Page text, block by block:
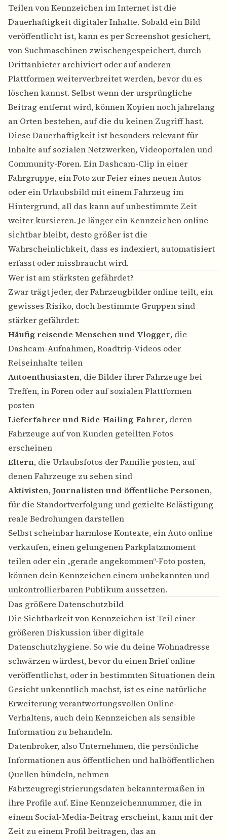
Teilen vonKennzeichen im Internet ist die
Dauerhaftigkeit digitaler Inhalte. Sobald ein Bild
veröffentlicht ist, kann es per Screenshot gesichert,
von Suchmaschinen zwischengespeichert, durch
Drittanbieter archiviert oder auf anderen
Plattformen weiterverbreitet werden, bevor du es
löschen kannst. Selbst wenn der ursprüngliche
Beitrag entfernt wird, können Kopien noch jahrelang
an Orten bestehen, auf die du keinen Zugriff hast.
Diese Dauerhaftigkeit ist besonders relevant für
Inhalte auf sozialen Netzwerken, Videoportalen und
Community-Foren. Ein Dashcam-Clip in einer
Fahrgruppe, ein Foto zur Feier eines neuen Autos
oder ein Urlaubsbild mit einem Fahrzeug im
Hintergrund, all das kann auf unbestimmte Zeit
weiter kursieren. Je länger ein Kennzeichen online
sichtbar bleibt, desto größer ist die
Wahrscheinlichkeit, dass es indexiert, automatisiert
erfasst oder missbraucht wird.
Wer ist am stärksten gefährdet?
Zwar trägt jeder, der Fahrzeugbilder online teilt, ein
gewisses Risiko, doch bestimmte Gruppen sind
stärker gefährdet:
Häufig reisende Menschen und Vlogger, die
Dashcam-Aufnahmen, Roadtrip-Videos oder
Reiseinhalte teilen
Autoenthusiasten, die Bilder ihrer Fahrzeuge bei
Treffen, in Foren oder auf sozialen Plattformen
posten
Lieferfahrer und Ride-Hailing-Fahrer, deren
Fahrzeuge auf von Kunden geteilten Fotos
erscheinen
Eltern, die Urlaubsfotos der Familie posten, auf
denen Fahrzeuge zu sehen sind
Aktivisten, Journalisten und öffentliche Personen,
für die Standortverfolgung und gezielte Belästigung
reale Bedrohungen darstellen
Selbst scheinbar harmlose Kontexte, ein Auto online
verkaufen, einen gelungenen Parkplatzmoment
teilen oder ein „gerade angekommen“-Foto posten,
können dein Kennzeichen einem unbekannten und
unkontrollierbaren Publikum aussetzen.
Das größere Datenschutzbild
Die Sichtbarkeit von Kennzeichen ist Teil einer
größeren Diskussion über digitale
Datenschutzhygiene. So wie du deine Wohnadresse
schwärzen würdest, bevor du einen Brief online
veröffentlichst, oder in bestimmten Situationen dein
Gesicht unkenntlich machst, ist es eine natürliche
Erweiterung verantwortungsvollen Online-
Verhaltens, auch dein Kennzeichen als sensible
Information zu behandeln.
Datenbroker, also Unternehmen, die persönliche
Informationen aus öffentlichen und halböffentlichen
Quellen bündeln, nehmen
Fahrzeugregistrierungsdaten bekanntermaßen in
ihre Profile auf. Eine Kennzeichennummer, die in
einem Social-Media-Beitrag erscheint, kann mit der
Zeit zu einem Profil beitragen, das an